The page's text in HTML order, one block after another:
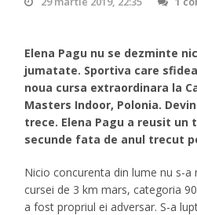
Elena Pagu nu se dezminte
jumatate. Sportiva care
noua cursa extraordinara la
Masters Indoor, Polonia.
trece. Elena Pagu a reusit un
secunde fata de anul trecut
Nicio concurenta din lume nu s-a
cursei de 3 km mars, categoria
a fost propriul ei adversar. S-a